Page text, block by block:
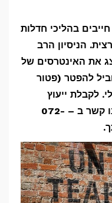
בהליכי חדלות
הניסיון הרב
את האינטרסים של
להפטר (פטור
לקבלת ייעוץ
משפטי ראשוני, ניתן ליצור עימנו קשר ב – 072-